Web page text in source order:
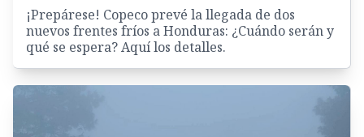
¡Prepárese! Copeco prevé la llegada de dos
nuevos frentes fríos a Honduras: ¿Cuándo serán y
qué se espera? Aquí los detalles.